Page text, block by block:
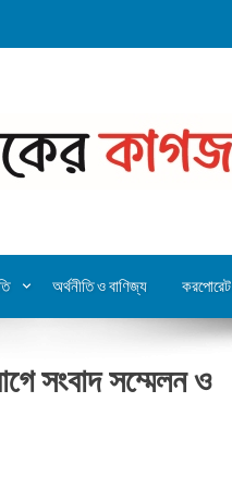
অর্থনীতি ও বাণিজ্য করপোরেট
সংবাদ সম্মেলন ও